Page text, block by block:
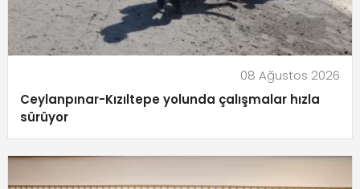
08 Ağustos 2026
Ceylanpınar-Kızıltepe yolunda çalışmalar hızla
sürüyor